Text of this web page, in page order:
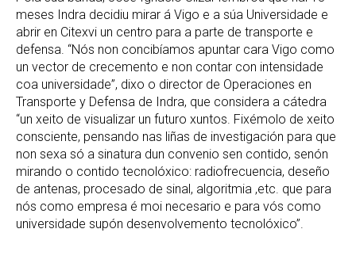
meses Indra decidiu mirar á Vigo e a súa Universidade e
abrir en Citexvi un centro para a parte de transporte e
defensa. “Nós non concibíamos apuntar cara Vigo como
un vector de crecemento e non contar con intensidade
coa universidade”, dixo o director de Operaciones en
Transporte y Defensa de Indra, que considera a cátedra
“un xeito de visualizar un futuro xuntos. Fixémolo de xeito
consciente, pensando nas liñas de investigación para que
non sexa só a sinatura dun convenio sen contido, senón
mirando o contido tecnolóxico: radiofrecuencia, deseño
de antenas, procesado de sinal, algoritmia ,etc. que para
nós como empresa é moi necesario e para vós como
universidade supón desenvolvemento tecnolóxico”.